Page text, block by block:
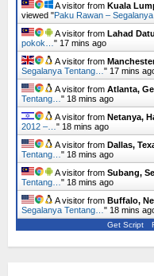
A visitor from Kuala
viewed "Paku Rawan –
A visitor from Lahad
pokok… " 17 mins ago
A visitor from
Segalanya Tentang… " 17 mins
A visitor from Atlanta,
Tentang… " 18 mins ago
A visitor from Netanya,
2012 –… " 18 mins ago
A visitor from Dallas,
Tentang… " 18 mins ago
A visitor from Subang,
Tentang… " 18 mins ago
A visitor from Buffalo,
Segalanya Tentang… " 18 mins
Get Script